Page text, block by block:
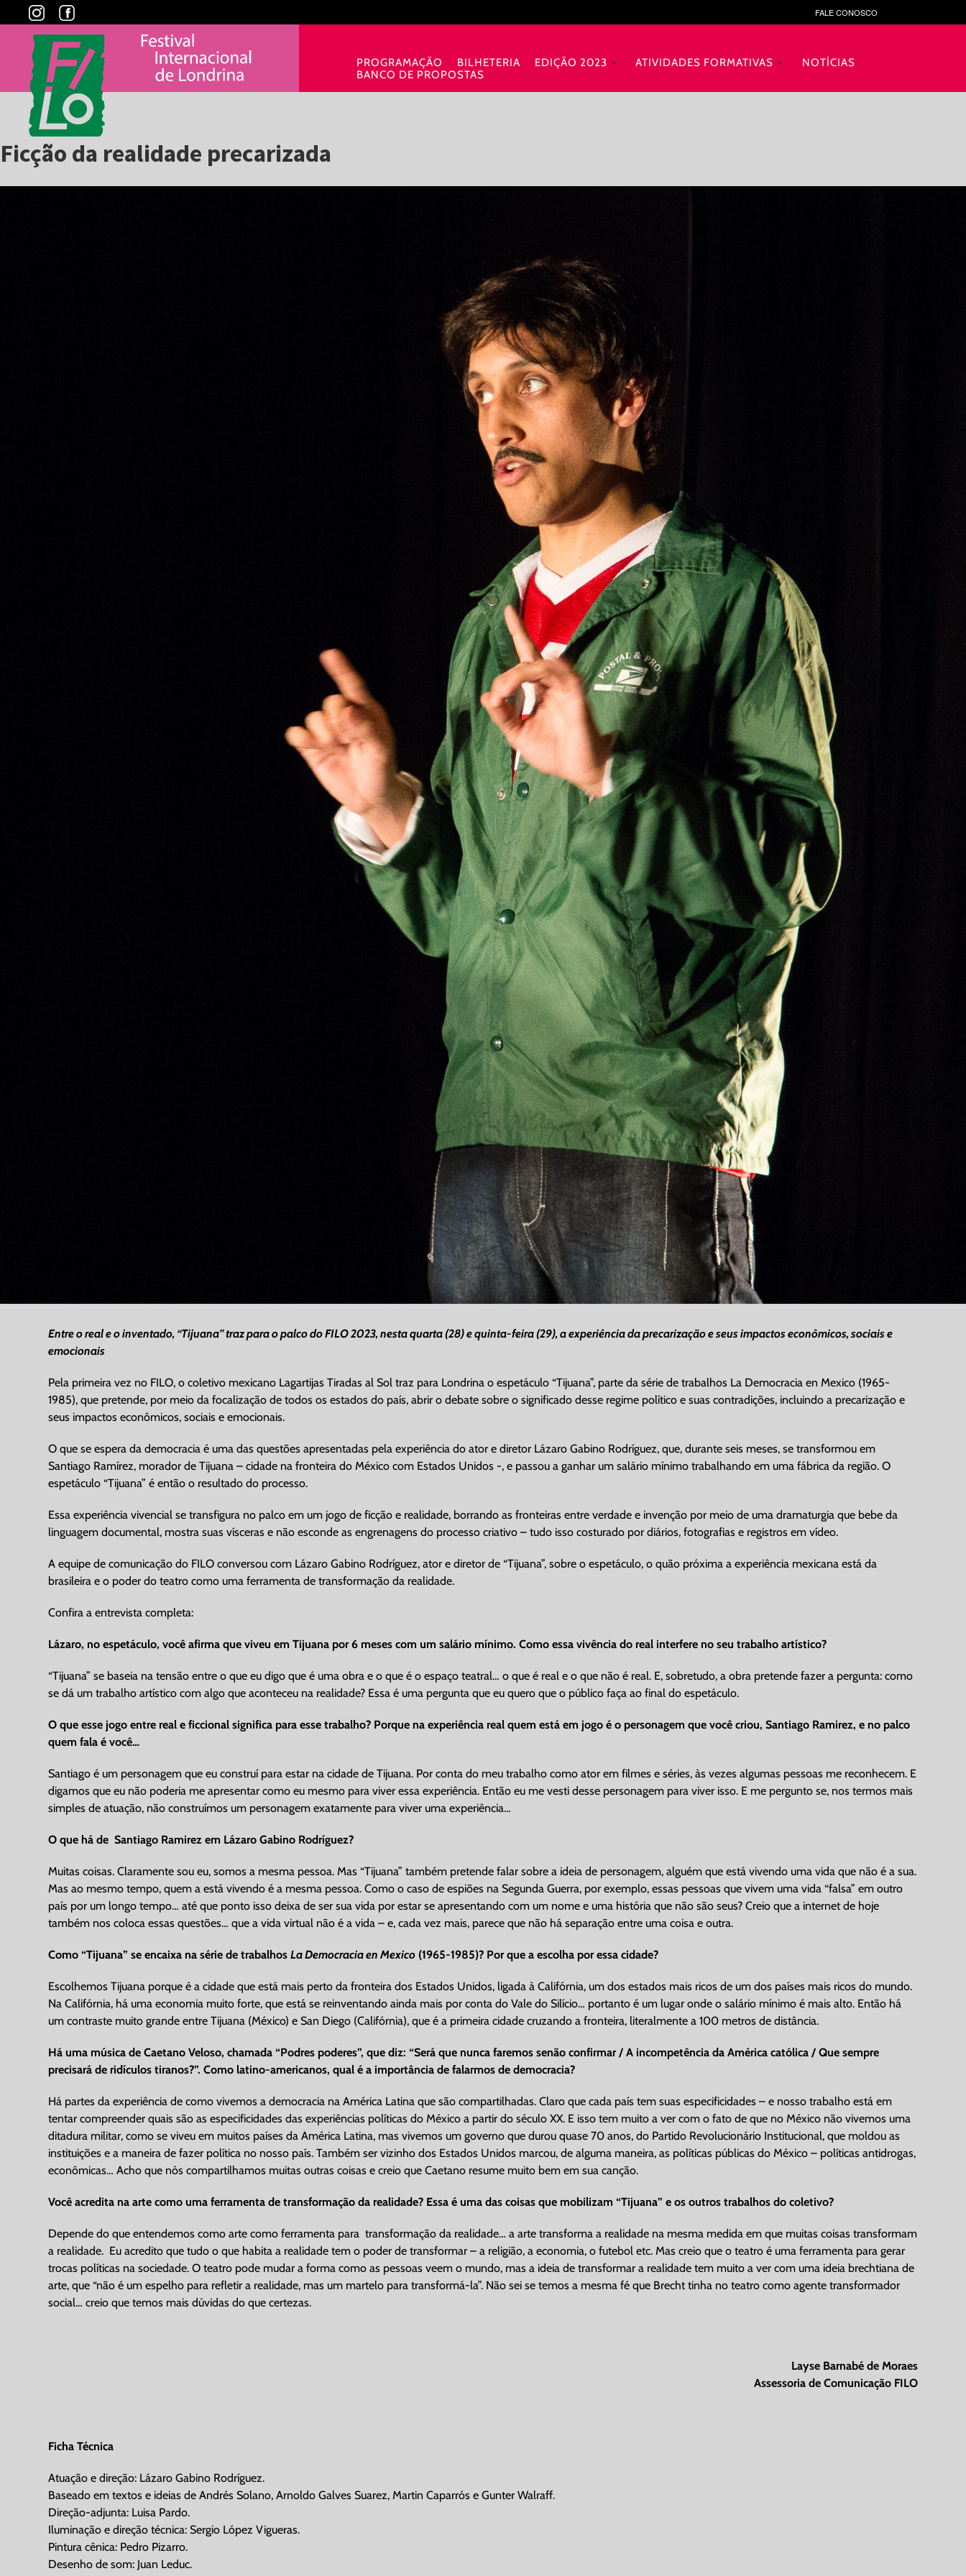
to
content
FALE CONOSCO
PROGRAMAÇÃO BILHETERIA EDIÇÃO 2023 ATIVIDADES FORMATIVAS
NOTÍCIAS
BANCO DE PROPOSTAS
Ficção da realidade precarizada
Entre o real e o inventado, “Tijuana” traz para o palco do FILO 2023, nesta quarta (28) e quinta-feira (29), a experiência da precarização e seus impactos econômicos, sociais e
emocionais
Pela primeira vez no FILO, o coletivo mexicano Lagartijas Tiradas al Sol traz para Londrina o espetáculo “Tijuana”, parte da série de trabalhos La Democracia en Mexico (1965-
1985), que pretende, por meio da focalização de todos os estados do país, abrir o debate sobre o significado desse regime político e suas contradições, incluindo a precarização e
seus impactos econômicos, sociais e emocionais.
O que se espera da democracia é uma das questões apresentadas pela experiência do ator e diretor Lázaro Gabino Rodríguez, que, durante seis meses, se transformou em
Santiago Ramírez, morador de Tijuana – cidade na fronteira do México com Estados Unidos -, e passou a ganhar um salário mínimo trabalhando em uma fábrica da região. O
espetáculo “Tijuana” é então o resultado do processo.
Essa experiência vivencial se transfigura no palco em um jogo de ficção e realidade, borrando as fronteiras entre verdade e invenção por meio de uma dramaturgia que bebe da
linguagem documental, mostra suas vísceras e não esconde as engrenagens do processo criativo – tudo isso costurado por diários, fotografias e registros em vídeo.
A equipe de comunicação do FILO conversou com Lázaro Gabino Rodríguez, ator e diretor de “Tijuana”, sobre o espetáculo, o quão próxima a experiência mexicana está da
brasileira e o poder do teatro como uma ferramenta de transformação da realidade.
Confira a entrevista completa:
Lázaro, no espetáculo, você afirma que viveu em Tijuana por 6 meses com um salário mínimo. Como essa vivência do real interfere no seu trabalho artístico?
“Tijuana” se baseia na tensão entre o que eu digo que é uma obra e o que é o espaço teatral… o que é real e o que não é real. E, sobretudo, a obra pretende fazer a pergunta: como
se dá um trabalho artístico com algo que aconteceu na realidade? Essa é uma pergunta que eu quero que o público faça ao final do espetáculo.
O que esse jogo entre real e ficcional significa para esse trabalho? Porque na experiência real quem está em jogo é o personagem que você criou, Santiago Ramirez, e no palco
quem fala é você…
Santiago é um personagem que eu construí para estar na cidade de Tijuana. Por conta do meu trabalho como ator em filmes e séries, às vezes algumas pessoas me reconhecem. E
digamos que eu não poderia me apresentar como eu mesmo para viver essa experiência. Então eu me vesti desse personagem para viver isso. E me pergunto se, nos termos mais
simples de atuação, não construímos um personagem exatamente para viver uma experiência…
O que há de Santiago Ramirez em Lázaro Gabino Rodríguez?
Muitas coisas. Claramente sou eu, somos a mesma pessoa. Mas “Tijuana” também pretende falar sobre a ideia de personagem, alguém que está vivendo uma vida que não é a sua.
Mas ao mesmo tempo, quem a está vivendo é a mesma pessoa. Como o caso de espiões na Segunda Guerra, por exemplo, essas pessoas que vivem uma vida “falsa” em outro
país por um longo tempo… até que ponto isso deixa de ser sua vida por estar se apresentando com um nome e uma história que não são seus? Creio que a internet de hoje
também nos coloca essas questões… que a vida virtual não é a vida – e, cada vez mais, parece que não há separação entre uma coisa e outra.
Como “Tijuana” se encaixa na série de trabalhosLa Democracia en Mexico (1965-1985)? Por que a escolha por essa cidade?
Escolhemos Tijuana porque é a cidade que está mais perto da fronteira dos Estados Unidos, ligada à Califórnia, um dos estados mais ricos de um dos países mais ricos do mundo.
Na Califórnia, há uma economia muito forte, que está se reinventando ainda mais por conta do Vale do Silício… portanto é um lugar onde o salário mínimo é mais alto. Então há
um contraste muito grande entre Tijuana (México) e San Diego (Califórnia), que é a primeira cidade cruzando a fronteira, literalmente a 100 metros de distância.
Há uma música de Caetano Veloso, chamada “Podres poderes”, que diz: “Será que nunca faremos senão confirmar / A incompetência da América católica / Que sempre
precisará de ridículos tiranos?”. Como latino-americanos, qual é a importância de falarmos de democracia?
Há partes da experiência de como vivemos a democracia na América Latina que são compartilhadas. Claro que cada país tem suas especificidades – e nosso trabalho está em
tentar compreender quais são as especificidades das experiências políticas do México a partir do século XX. E isso tem muito a ver com o fato de que no México não vivemos uma
ditadura militar, como se viveu em muitos países da América Latina, mas vivemos um governo que durou quase 70 anos, do Partido Revolucionário Institucional, que moldou as
instituições e a maneira de fazer política no nosso país. Também ser vizinho dos Estados Unidos marcou, de alguma maneira, as políticas públicas do México – políticas antidrogas,
econômicas… Acho que nós compartilhamos muitas outras coisas e creio que Caetano resume muito bem em sua canção.
Você acredita na arte como uma ferramenta de transformação da realidade? Essa é uma das coisas que mobilizam “Tijuana” e os outros trabalhos do coletivo?
Depende do que entendemos como arte como ferramenta para transformação da realidade… a arte transforma a realidade na mesma medida em que muitas coisas transformam
a realidade. Eu acredito que tudo o que habita a realidade tem o poder de transformar – a religião, a economia, o futebol etc. Mas creio que o teatro é uma ferramenta para gerar
trocas políticas na sociedade. O teatro pode mudar a forma como as pessoas veem o mundo, mas a ideia de transformar a realidade tem muito a ver com uma ideia brechtiana de
arte, que “não é um espelho para refletir a realidade, mas um martelo para transformá-la”. Não sei se temos a mesma fé que Brecht tinha no teatro como agente transformador
social… creio que temos mais dúvidas do que certezas.
Layse Barnabé de Moraes
Assessoria de Comunicação FILO
Ficha Técnica
Atuação e direção: Lázaro Gabino Rodríguez.
Baseado em textos e ideias de Andrés Solano, Arnoldo Galves Suarez, Martin Caparrós e Gunter Walraff.
Direção-adjunta: Luisa Pardo.
Iluminação e direção técnica: Sergio López Vigueras.
Pintura cênica: Pedro Pizarro.
Desenho de som: Juan Leduc.